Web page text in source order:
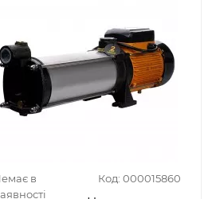
в
Код: 000015860